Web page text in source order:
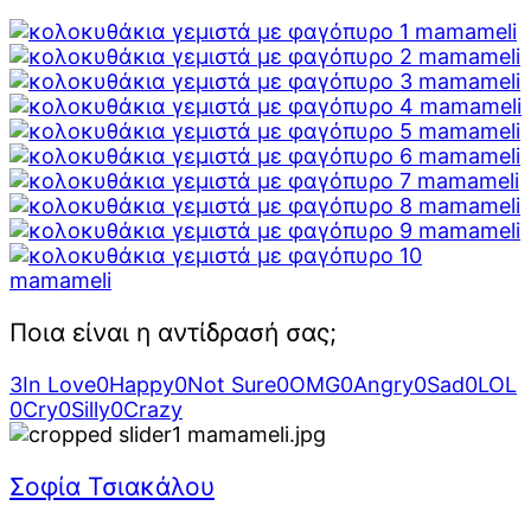
Ποια είναι η αντίδρασή σας;
3In Love0Happy0Not Sure0OMG0Angry0Sad0LOL
0Cry0Silly0Crazy
Σοφία Τσιακάλου